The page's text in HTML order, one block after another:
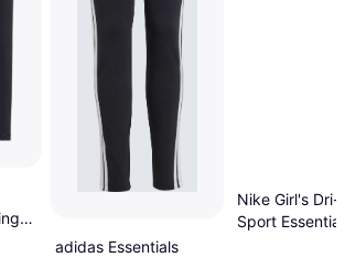
adidas Essentials
Nike Girl's Dri-
Sport Essential